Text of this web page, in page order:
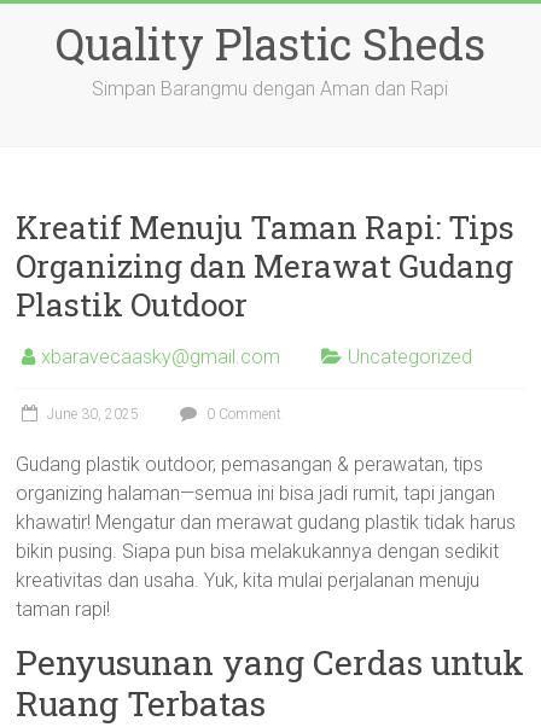
contentQuality Plastic Sheds
Simpan Barangmu dengan Aman dan Rapi
Kreatif Menuju Taman Rapi: Tips
Organizing dan Merawat Gudang
Plastik Outdoor
xbaravecaasky@gmail.com Uncategorized
June 30, 2025 0 Comment
Gudang plastik outdoor, pemasangan & perawatan, tips
organizing halaman—semua ini bisa jadi rumit, tapi jangan
khawatir! Mengatur dan merawat gudang plastik tidak harus
bikin pusing. Siapa pun bisa melakukannya dengan sedikit
kreativitas dan usaha. Yuk, kita mulai perjalanan menuju
taman rapi!
Penyusunan yang Cerdas untuk
Ruang Terbatas